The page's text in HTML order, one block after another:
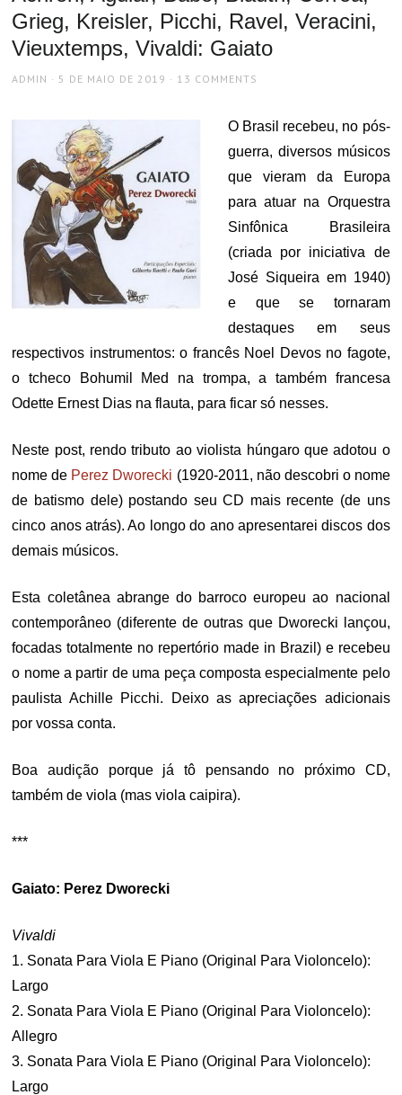
Grieg, Kreisler, Picchi, Ravel, Veracini,
Vieuxtemps, Vivaldi: Gaiato
AUTHOR
ADMIN
POSTED
5 DE MAIO DE 2019 13 COMMENTS
O Brasil recebeu, no pós-
guerra, diversos músicos
que vieram da Europa
para atuar na Orquestra
Sinfônica Brasileira
(criada por iniciativa de
José Siqueira em 1940)
e que se tornaram
destaques em seus
respectivos instrumentos: o francês Noel Devos no fagote,
o tcheco Bohumil Med na trompa, a também francesa
Odette Ernest Dias na flauta, para ficar só nesses.
Neste post, rendo tributo ao violista húngaro que adotou o
nome de Perez Dworecki (1920-2011, não descobri o nome
de batismo dele) postando seu CD mais recente (de uns
cinco anos atrás). Ao longo do ano apresentarei discos dos
demais músicos.
Esta coletânea abrange do barroco europeu ao nacional
contemporâneo (diferente de outras que Dworecki lançou,
focadas totalmente no repertório made in Brazil) e recebeu
o nome a partir de uma peça composta especialmente pelo
paulista Achille Picchi. Deixo as apreciações adicionais
por vossa conta.
Boa audição porque já tô pensando no próximo CD,
também de viola (mas viola caipira).
***
Gaiato: Perez Dworecki
Vivaldi
1. Sonata Para Viola E Piano (Original Para Violoncelo):
Largo
2. Sonata Para Viola E Piano (Original Para Violoncelo):
Allegro
3. Sonata Para Viola E Piano (Original Para Violoncelo):
Largo